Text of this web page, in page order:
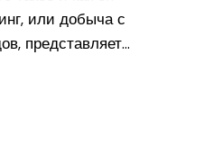
или добыча с
представляет…